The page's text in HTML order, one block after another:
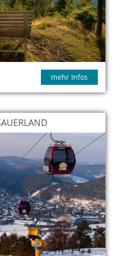
mehr Infos